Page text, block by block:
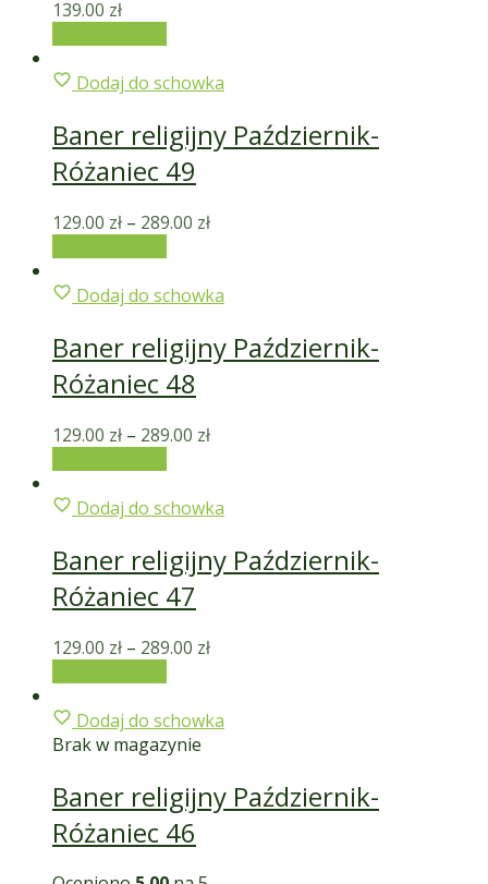
139.00 zł
Dodaj do schowka
Baner religijny Październik-
Różaniec 49
129.00 zł – 289.00 zł
Dodaj do schowka
Baner religijny Październik-
Różaniec 48
129.00 zł – 289.00 zł
Dodaj do schowka
Baner religijny Październik-
Różaniec 47
129.00 zł – 289.00 zł
Dodaj do schowka
Brak w magazynie
Baner religijny Październik-
Różaniec 46